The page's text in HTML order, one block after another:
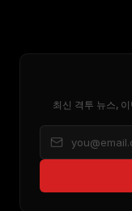
최신 격투 뉴스,